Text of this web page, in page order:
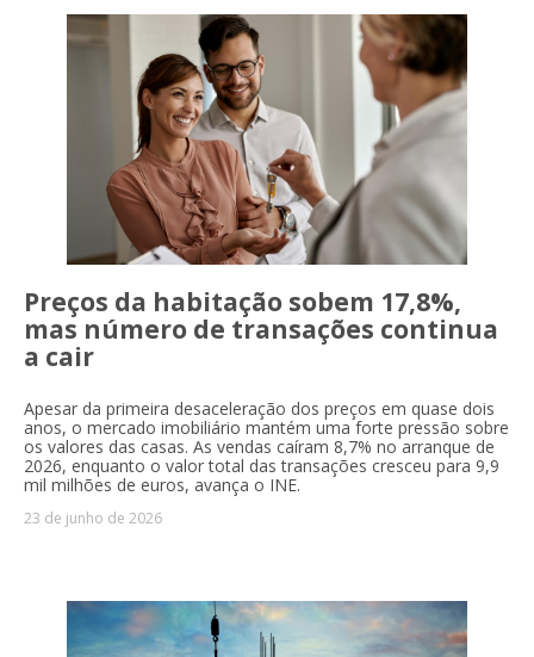
Preços da habitação sobem 17,8%,
mas número de transações continua
a cair
Apesar da primeira desaceleração dos preços em quase dois
anos, o mercado imobiliário mantém uma forte pressão sobre
os valores das casas. As vendas caíram 8,7% no arranque de
2026, enquanto o valor total das transações cresceu para 9,9
mil milhões de euros, avança o INE.
23 de junho de 2026